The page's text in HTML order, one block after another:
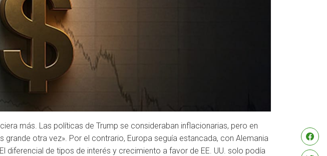
más. Las políticas de Trump se consideraban inflacionarias, pero en
otra vez». Por el contrario, Europa seguía estancada, con Alemania
de tipos de interés y crecimiento a favor de EE. UU. solo podía